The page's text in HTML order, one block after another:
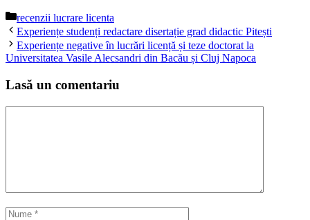
Categorii
recenzii lucrare licenta
Experiențe studenți redactare disertație grad didactic Pitești
Experiențe negative în lucrări licență și teze doctorat la
Universitatea Vasile Alecsandri din Bacău și Cluj Napoca
Lasă un comentariu
Nume